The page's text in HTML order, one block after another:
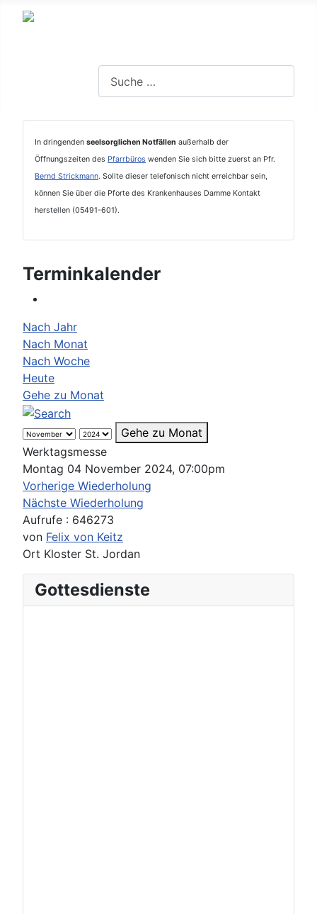
In dringenden seelsorglichen Notfällen außerhalb der
Öffnungszeiten des Pfarrbüros wenden Sie sich bitte zuerst an Pfr.
Bernd Strickmann. Sollte dieser telefonisch nicht erreichbar sein,
können Sie über die Pforte des Krankenhauses Damme Kontakt
herstellen (05491-601).
Terminkalender
Nach Jahr
Nach Monat
Nach Woche
Heute
Gehe zu Monat
Gehe zu Monat
Werktagsmesse
Montag 04 November 2024, 07:00pm
Vorherige Wiederholung
Nächste Wiederholung
Aufrufe : 646273
von Felix von Keitz
Ort Kloster St. Jordan
Gottesdienste